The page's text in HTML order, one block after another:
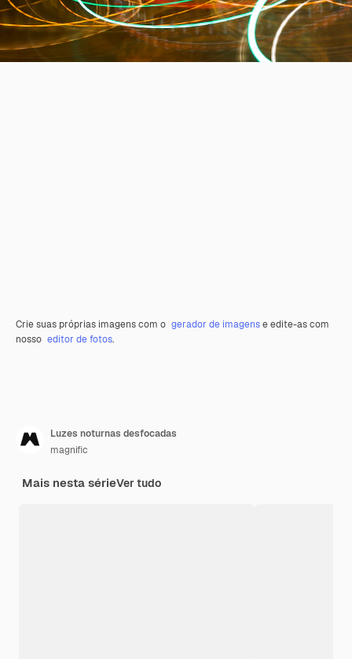
Crie suas próprias imagens com o gerador de imagense edite-as com
nosso editor de fotos.
Luzes noturnas desfocadas
magnific
Mais nesta sérieVer tudo